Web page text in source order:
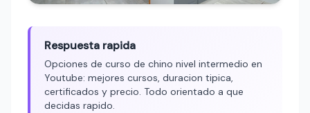
Respuesta rapida
Opciones de curso de chino nivel intermedio en
Youtube: mejores cursos, duracion tipica,
certificados y precio. Todo orientado a que
decidas rapido.